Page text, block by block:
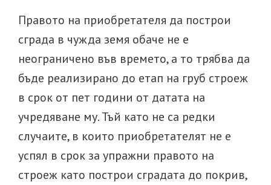
Правото на приобретателя да построи
сграда в чужда земя обаче не е
неограничено във времето, а то трябва да
бъде реализирано до етап на груб строеж
в срок от пет години от датата на
учредяване му. Тъй като не са редки
случаите, в които приобретателят не е
успял в срок за упражни правото на
строеж като построи сградата до покрив,